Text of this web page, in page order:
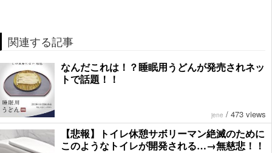
関連する記事
なんだこれは！？睡眠用うどんが発売されネッ
トで話題！！
jene / 473 views
【悲報】トイレ休憩サボリーマン絶滅のために
このようなトイレが開発される…→無慈悲！！